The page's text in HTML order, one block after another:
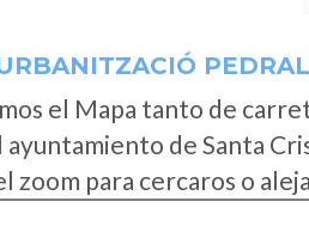
el Mapa tanto de
de Santa
zoom para cercaros o